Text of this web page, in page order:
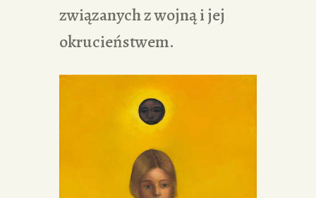
związanych z wojną i jej
okrucieństwem.